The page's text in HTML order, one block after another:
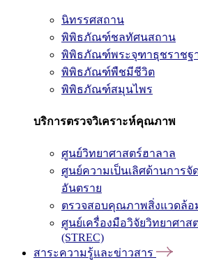
นิทรรศสถาน
พิพิธภัณฑ์ชลทัศนสถาน
พิพิธภัณฑ์พระจุฑาธุชราชฐ
พิพิธภัณฑ์พืชมีชีวิต
พิพิธภัณฑ์สมุนไพร
บริการตรวจวิเคราะห์คุณภาพ
ศูนย์วิทยาศาสตร์ฮาลาล
ศูนย์ความเป็นเลิศด้านการจั
อันตราย
ตรวจสอบคุณภาพสิ่งแวดล้อ
ศูนย์เครื่องมือวิจัยวิทยาศาส
(STREC)
สาระความรู้และข่าวสาร